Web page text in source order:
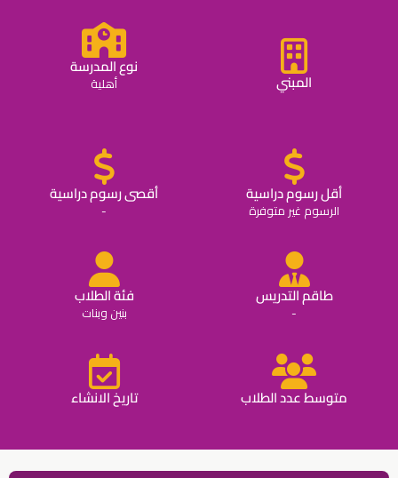
المبني
نوع المدرسة
أهلية
أقل رسوم دراسية
الرسوم غير متوفرة
أقصى رسوم دراسية
-
طاقم التدريس
-
فئة الطلاب
بنين وبنات
متوسط عدد الطلاب تاريخ الانشاء